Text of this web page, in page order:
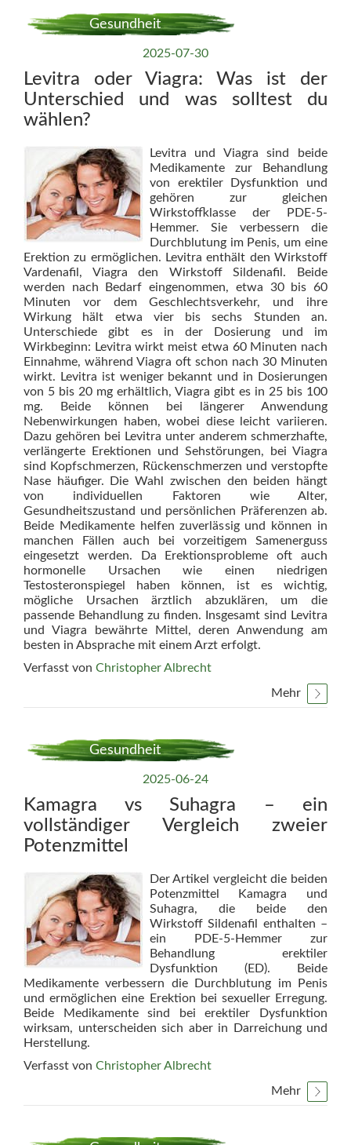
Gesundheit
2025-07-30
Levitra oder Viagra: Was ist der
Unterschied und was solltest du
wählen?
Levitra und Viagra sind beide
Medikamente zur Behandlung
von erektiler Dysfunktion und
gehören zur gleichen
Wirkstoffklasse der PDE-5-
Hemmer. Sie verbessern die
Durchblutung im Penis, um eine
Erektion zu ermöglichen. Levitra enthält den Wirkstoff
Vardenafil, Viagra den Wirkstoff Sildenafil. Beide
werden nach Bedarf eingenommen, etwa 30 bis 60
Minuten vor dem Geschlechtsverkehr, und ihre
Wirkung hält etwa vier bis sechs Stunden an.
Unterschiede gibt es in der Dosierung und im
Wirkbeginn: Levitra wirkt meist etwa 60 Minuten nach
Einnahme, während Viagra oft schon nach 30 Minuten
wirkt. Levitra ist weniger bekannt und in Dosierungen
von 5 bis 20 mg erhältlich, Viagra gibt es in 25 bis 100
mg. Beide können bei längerer Anwendung
Nebenwirkungen haben, wobei diese leicht variieren.
Dazu gehören bei Levitra unter anderem schmerzhafte,
verlängerte Erektionen und Sehstörungen, bei Viagra
sind Kopfschmerzen, Rückenschmerzen und verstopfte
Nase häufiger. Die Wahl zwischen den beiden hängt
von individuellen Faktoren wie Alter,
Gesundheitszustand und persönlichen Präferenzen ab.
Beide Medikamente helfen zuverlässig und können in
manchen Fällen auch bei vorzeitigem Samenerguss
eingesetzt werden. Da Erektionsprobleme oft auch
hormonelle Ursachen wie einen niedrigen
Testosteronspiegel haben können, ist es wichtig,
mögliche Ursachen ärztlich abzuklären, um die
passende Behandlung zu finden. Insgesamt sind Levitra
und Viagra bewährte Mittel, deren Anwendung am
besten in Absprache mit einem Arzt erfolgt.
Verfasst von Christopher Albrecht
Mehr
Gesundheit
2025-06-24
Kamagra vs Suhagra – ein
vollständiger Vergleich zweier
Potenzmittel
Der Artikel vergleicht die beiden
Potenzmittel Kamagra und
Suhagra, die beide den
Wirkstoff Sildenafil enthalten –
ein PDE-5-Hemmer zur
Behandlung erektiler
Dysfunktion (ED). Beide
Medikamente verbessern die Durchblutung im Penis
und ermöglichen eine Erektion bei sexueller Erregung.
Beide Medikamente sind bei erektiler Dysfunktion
wirksam, unterscheiden sich aber in Darreichung und
Herstellung.
Verfasst von Christopher Albrecht
Mehr